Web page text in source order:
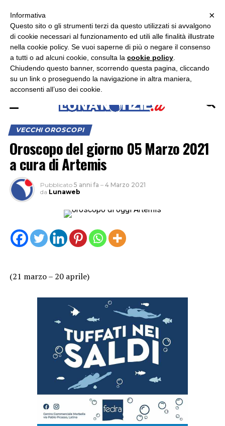
ASCOLTA RADIO LUNA
VECCHI OROSCOPI
Oroscopo del giorno 05 Marzo 2021
a cura di Artemis
Pubblicato 5 anni fa – 4 Marzo 2021
da Lunaweb
(21 marzo – 20 aprile)
×
Informativa
Questo sito o gli strumenti terzi da questo utilizzati si avvalgono
di cookie necessari al funzionamento ed utili alle finalità illustrate
nella cookie policy. Se vuoi saperne di più o negare il consenso
a tutti o ad alcuni cookie, consulta la cookie policy
Chiudendo questo banner, scorrendo questa pagina, cliccando
su un link o proseguendo la navigazione in altra maniera,
acconsenti all’uso dei cookie.